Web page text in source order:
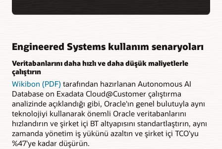
Engineered Systems kullanım senaryoları
Veritabanlarını daha hızlı ve daha düşük maliyetlerle
çalıştırın
Wikibon (PDF) tarafından hazırlanan Autonomous AI
Database on Exadata Cloud@Customer çalıştırma
analizinde açıklandığı gibi, Oracle'ın genel bulutuyla aynı
teknolojiyi kullanarak önemli Oracle veritabanlarını
hızlandırın ve şirket içi BT altyapısını standartlaştırın, aynı
zamanda yönetim iş yükünü azaltın ve şirket içi TCO'yu
%47'ye kadar düşürün.